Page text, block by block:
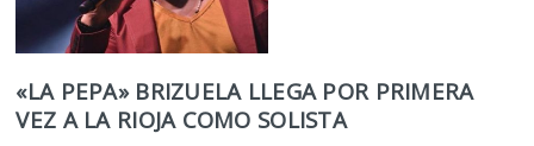
«LA PEPA» BRIZUELA LLEGA POR PRIMERA
VEZ A LA RIOJA COMO SOLISTA